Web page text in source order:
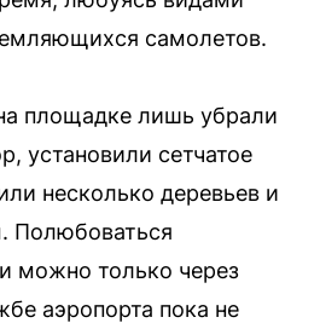
самолетов.
площадке лишь убрали
установили сетчатое
несколько деревьев и
Полюбоваться
можно только через
аэропорта пока не